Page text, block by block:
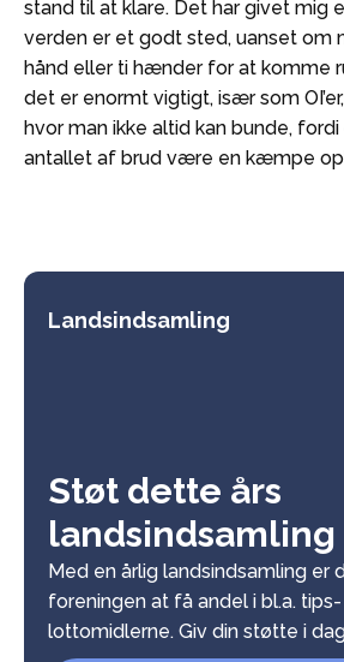
stand til at klare. Det har givet mig
verden er et godt sted, uanset om
hånd eller ti hænder for at komme
det er enormt vigtigt, især som
hvor man ikke altid kan bunde,
antallet af brud være en kæmpe
Landsindsamling
Støt dette års
landsindsamling
Med en årlig landsindsamling er
foreningen at få andel i bl.a.
lottomidlerne. Giv din støtte i